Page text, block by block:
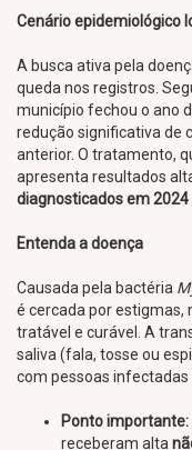
Cenário epidemiológico
A busca ativa pela
queda nos registros.
município fechou o ano
redução significativa de
anterior. O tratamento,
apresenta resultados
diagnosticados em
Entenda a doença
Causada pela bactéria
é cercada por
tratável e curável. A
saliva (fala, tosse ou
com pessoas
Ponto importante:
receberam alta